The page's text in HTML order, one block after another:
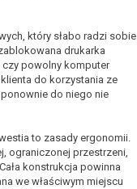
który słabo radzi sobie
drukarka
powolny komputer
do korzystania ze
do niego nie
to zasady ergonomii.
ograniczonej przestrzeni,
konstrukcja powinna
we właściwym miejscu